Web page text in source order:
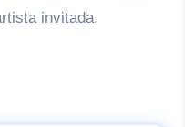
invitada.